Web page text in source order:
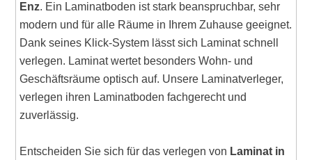
Enz. Ein Laminatboden ist stark beanspruchbar, sehr
modern und für alle Räume in Ihrem Zuhause geeignet.
Dank seines Klick-System lässt sich Laminat schnell
verlegen. Laminat wertet besonders Wohn- und
Geschäftsräume optisch auf. Unsere Laminatverleger,
verlegen ihren Laminatboden fachgerecht und
zuverlässig.
Entscheiden Sie sich für das verlegen von Laminat in